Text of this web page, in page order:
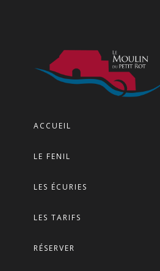
ACCUEIL
LE FENIL
LES ÉCURIES
LES TARIFS
RÉSERVER